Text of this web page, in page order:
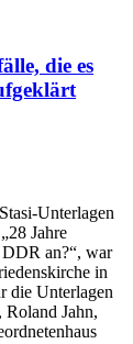
die es
Unterlagen
Jahre
an?“, war
in
die Unterlagen
Roland Jahn,